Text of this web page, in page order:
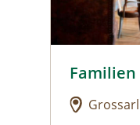
Urlaub am
Grossarl